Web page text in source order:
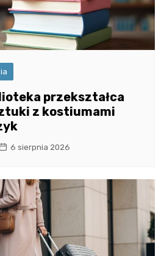
przekształca
z kostiumami
6 sierpnia 2026